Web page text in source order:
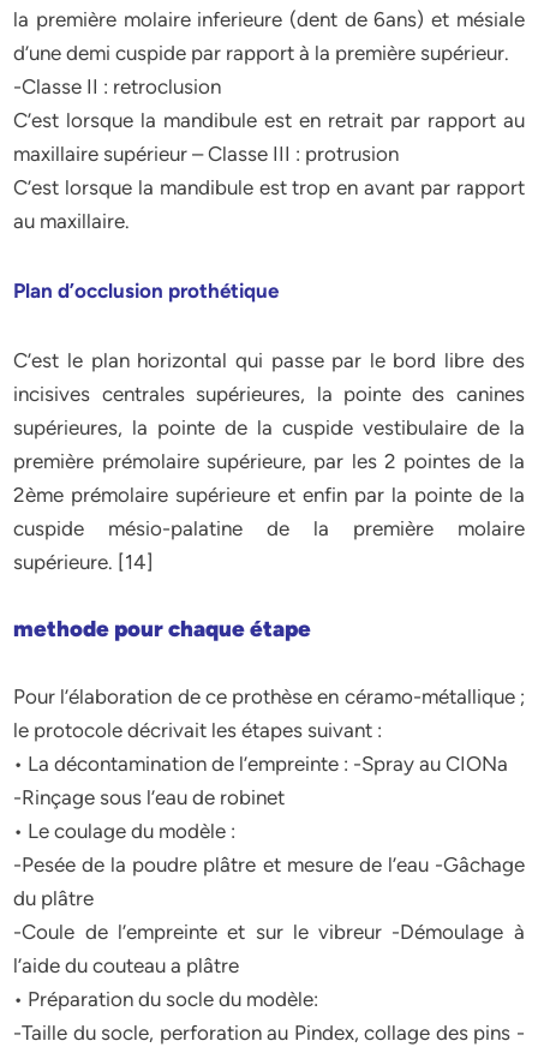
la première molaire inferieure (dent de 6ans) et mésiale
d’une demi cuspide par rapport à la première supérieur.
-Classe II : retroclusion
C’est lorsque la mandibule est en retrait par rapport au
maxillaire supérieur – Classe III : protrusion
C’est lorsque la mandibule est trop en avant par rapport
au maxillaire.
Plan d’occlusion prothétique
C’est le plan horizontal qui passe par le bord libre des
incisives centrales supérieures, la pointe des canines
supérieures, la pointe de la cuspide vestibulaire de la
première prémolaire supérieure, par les 2 pointes de la
2ème prémolaire supérieure et enfin par la pointe de la
cuspide mésio-palatine de la première molaire
supérieure. [14]
methode pour chaque étape
Pour l’élaboration de ce prothèse en céramo-métallique ;
le protocole décrivait les étapes suivant :
• La décontamination de l’empreinte : -Spray au CIONa
-Rinçage sous l’eau de robinet
• Le coulage du modèle :
-Pesée de la poudre plâtre et mesure de l’eau -Gâchage
du plâtre
-Coule de l’empreinte et sur le vibreur -Démoulage à
l’aide du couteau a plâtre
• Préparation du socle du modèle:
-Taille du socle, perforation au Pindex, collage des pins -